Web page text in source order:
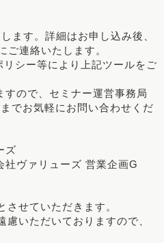
ます。詳細はお申し込み後、
ご連絡いたします。
シー等により上記ツールをご
ので、セミナー運営事務局
でお気軽にお問い合わせくだ
ズ
社ヴァリューズ 営業企画G
せていただきます。
いただいておりますので、